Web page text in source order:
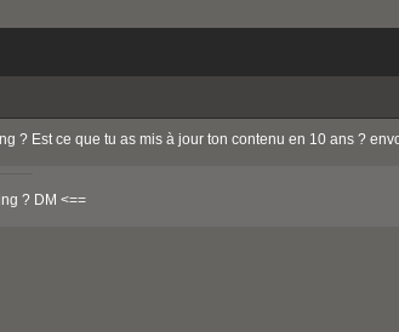
? Est ce que tu as mis à jour ton contenu en 10 ans ?
? DM <==